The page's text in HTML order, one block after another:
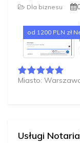
Dla biznesu
od 1200 PLN zł
Miasto:
Usługi